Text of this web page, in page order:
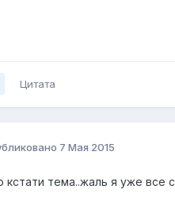
Цитата
7 Мая 2015
кстати тема..жаль я уже все